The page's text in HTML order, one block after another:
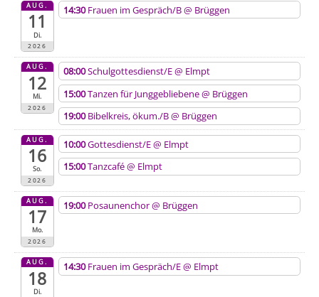
AUG.
11
Di.
2026
14:30Frauen im Gespräch/B@ Brüggen
AUG.
12
Mi.
2026
08:00Schulgottesdienst/E@ Elmpt
15:00Tanzen für Junggebliebene@ Brüggen
19:00Bibelkreis, ökum./B@ Brüggen
AUG.
16
So.
2026
10:00Gottesdienst/E@ Elmpt
15:00Tanzcafé@ Elmpt
AUG.
17
Mo.
2026
19:00Posaunenchor@ Brüggen
AUG.
18
Di.
14:30Frauen im Gespräch/E@ Elmpt